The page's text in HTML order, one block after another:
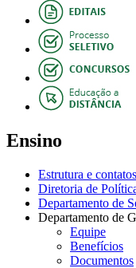
Ensino
Estrutura e contatos
Diretoria de
Departamento de
Departamento de
Equipe
Benefícios
Documentos